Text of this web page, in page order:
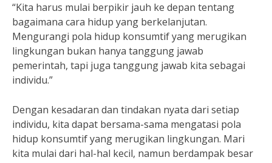
“Kita harus mulai berpikir jauh ke depan tentang
bagaimana cara hidup yang berkelanjutan.
Mengurangi pola hidup konsumtif yang merugikan
lingkungan bukan hanya tanggung jawab
pemerintah, tapi juga tanggung jawab kita sebagai
individu.”
Dengan kesadaran dan tindakan nyata dari setiap
individu, kita dapat bersama-sama mengatasi pola
hidup konsumtif yang merugikan lingkungan. Mari
kita mulai dari hal-hal kecil, namun berdampak besar